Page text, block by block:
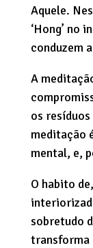
Aquele.
‘Hong’ no
conduzem
A
os
meditação
mental, e,
O habito
sobretudo
transforma